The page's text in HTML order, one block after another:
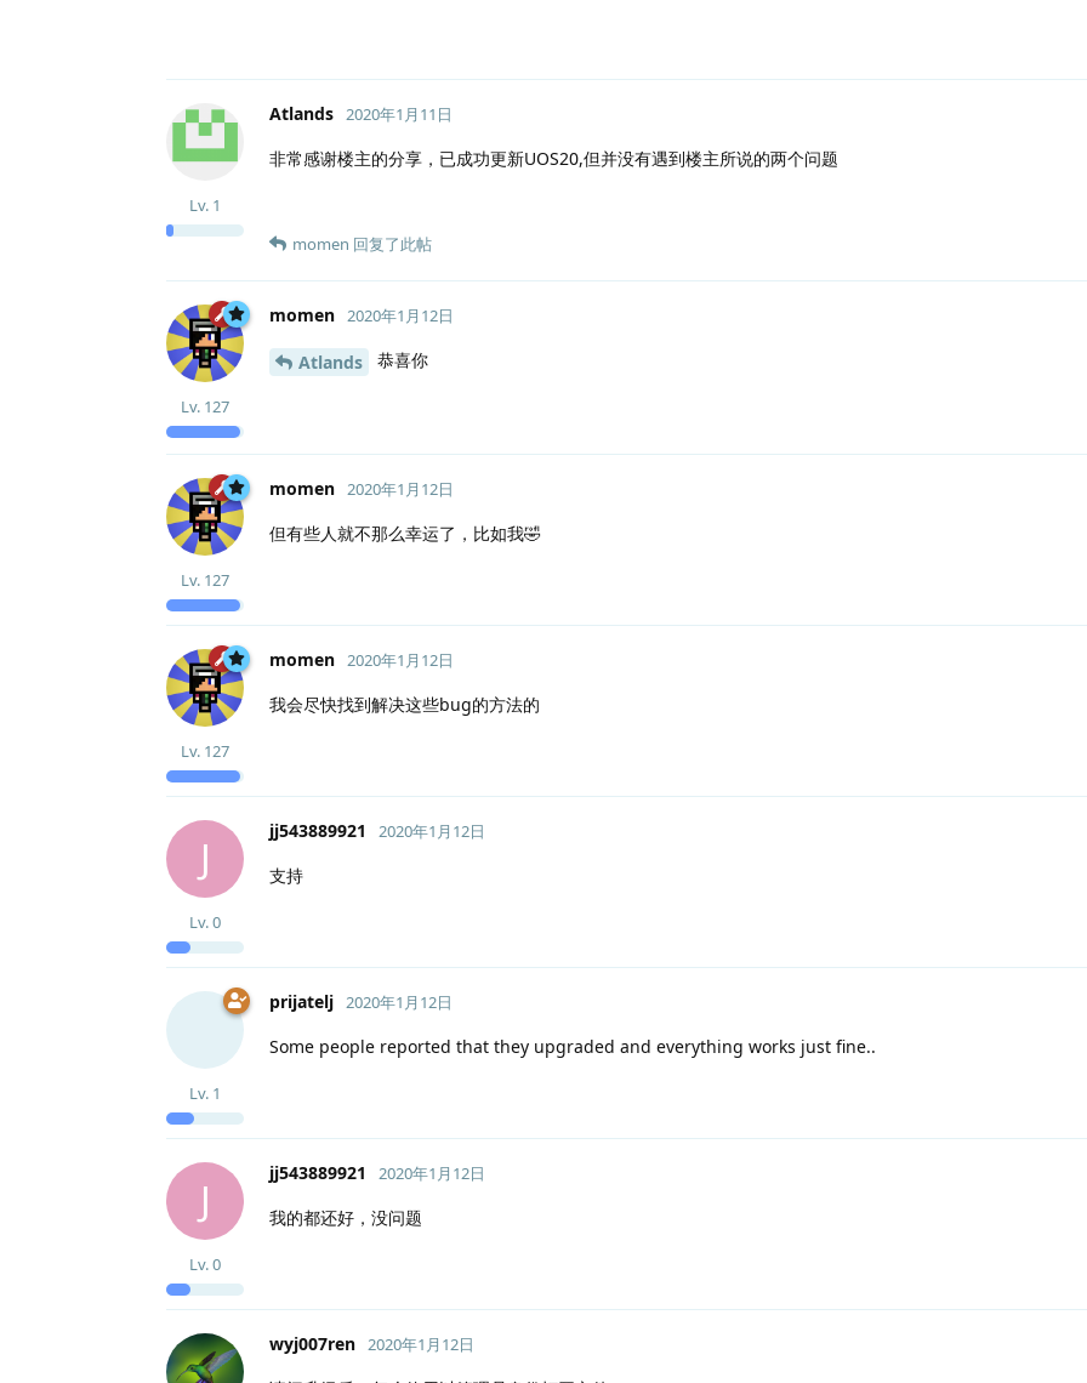
Atlands
Lv. 1
2020年1月11日
非常感谢楼主的分享，已成功更新UOS20,但并没有遇到楼主所说的两个问题
momen 回复了此帖
momen
Lv. 127
2020年1月12日
Atlands 恭喜你
momen
Lv. 127
2020年1月12日
但有些人就不那么幸运了，比如我🤣
momen
Lv. 127
2020年1月12日
我会尽快找到解决这些bug的方法的
J
jj543889921
Lv.0
2020年1月12日
支持
prijatelj
Lv. 1
2020年1月12日
Some people reported that they upgraded and everything works just fine..
J
jj543889921
Lv.0
2020年1月12日
我的都还好，没问题
wyj007ren 2020年1月12日